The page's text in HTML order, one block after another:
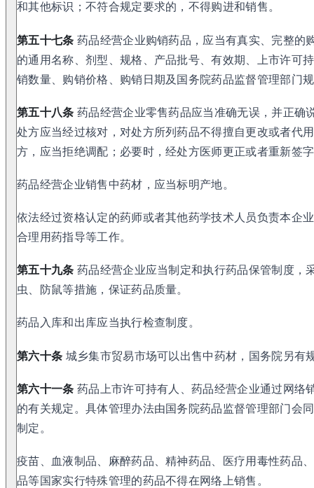
和其他标识；不符合规定要求的，不得购进和销售。
第五十七条 药品经营企业购销药品，应当有真实、完整的
的通用名称、剂型、规格、产品批号、有效期、上市许可
销数量、购销价格、购销日期及国务院药品监督管理部门
第五十八条 药品经营企业零售药品应当准确无误，并正确
处方应当经过核对，对处方所列药品不得擅自更改或者代
方，应当拒绝调配；必要时，经处方医师更正或者重新签
药品经营企业销售中药材，应当标明产地。
依法经过资格认定的药师或者其他药学技术人员负责本企
合理用药指导等工作。
第五十九条 药品经营企业应当制定和执行药品保管制度，
虫、防鼠等措施，保证药品质量。
药品入库和出库应当执行检查制度。
第六十条 城乡集市贸易市场可以出售中药材，国务院另有
第六十一条 药品上市许可持有人、药品经营企业通过网络
的有关规定。具体管理办法由国务院药品监督管理部门会
制定。
疫苗、血液制品、麻醉药品、精神药品、医疗用毒性药品
品等国家实行特殊管理的药品不得在网络上销售。